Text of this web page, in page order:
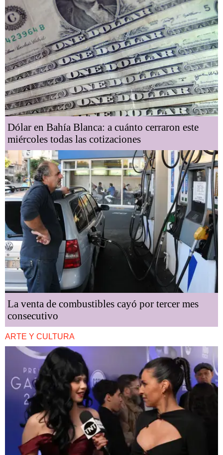
Dólar en Bahía Blanca: a cuánto cerraron este
miércoles todas las cotizaciones
La venta de combustibles cayó por tercer mes
consecutivo
ARTE Y CULTURA